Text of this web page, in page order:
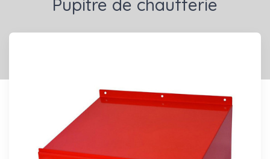
Pupitre de chaufferie